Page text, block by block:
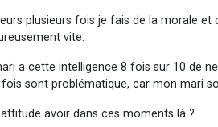
plusieurs fois je fais de la morale
vite.
a cette intelligence 8 fois sur 10 de
sont problématique, car mon mari
avoir dans ces moments là ?